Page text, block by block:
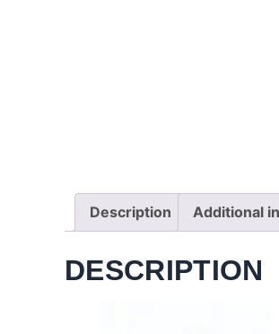
Description Additional
DESCRIPTION